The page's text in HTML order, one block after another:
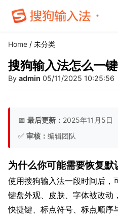
Home / 未分类
搜狗输入法怎么一
By admin 05/11/2025 10:25:56
📅 最后更新： 2025年11月5日
✅ 审核： 编辑团队
为什么你可能需要恢复默
使用搜狗输入法一段时间后，
键盘外观、皮肤、字体被改动
快捷键、标点符号、标点顺序